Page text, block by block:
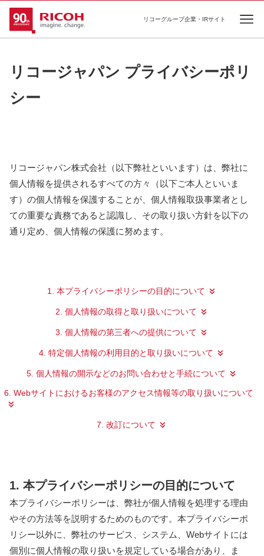
リコーグループ企業・IRサイト
リコージャパン プライバシーポリ
シー
リコージャパン株式会社（以下弊社といいます）は、弊社に
個人情報を提供されるすべての方々（以下ご本人といいま
す）の個人情報を保護することが、個人情報取扱事業者とし
ての重要な責務であると認識し、その取り扱い方針を以下の
通り定め、個人情報の保護に努めます。
1. 本プライバシーポリシーの目的について
2. 個人情報の取得と取り扱いについて
3. 個人情報の第三者への提供について
4. 特定個人情報の利用目的と取り扱いについて
5. 個人情報の開示などのお問い合わせと手続について
6. Webサイトにおけるお客様のアクセス情報等の取り扱いについて
7. 改訂について
1. 本プライバシーポリシーの目的について
本プライバシーポリシーは、弊社が個人情報を処理する理由
やその方法等を説明するためのものです。本プライバシーポ
リシー以外に、弊社のサービス、システム、Webサイトには
個別に個人情報の取り扱いを規定している場合があり、ま